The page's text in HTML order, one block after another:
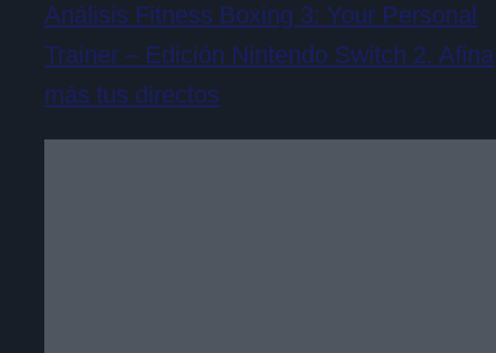
Análisis Fitness Boxing 3: Your Personal
Trainer – Edición Nintendo Switch 2. Afina
más tus directos